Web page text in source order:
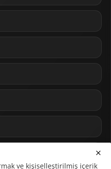
ve kişiselleştirilmiş içerik